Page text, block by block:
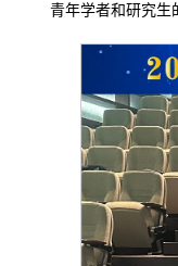
青年学者和研究生